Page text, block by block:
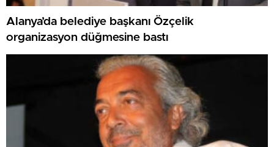
Alanya’da belediye başkanı Özçelik
organizasyon düğmesine bastı